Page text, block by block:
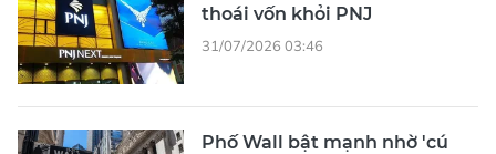
thoái vốn khỏi PNJ
31/07/2026 03:46
Phố Wall bật mạnh nhờ 'cú